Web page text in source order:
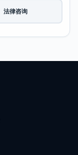
法律咨询